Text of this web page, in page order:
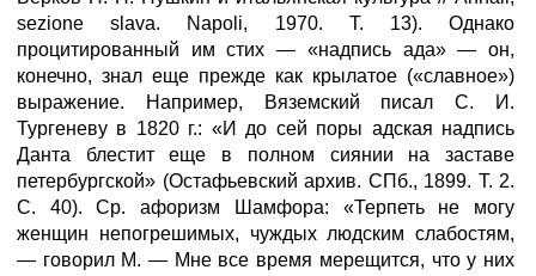
sezione slava. Napoli, 1970. Т. 13). Однако
процитированный им стих — «надпись ада» — он,
конечно, знал еще прежде как крылатое («славное»)
выражение. Например, Вяземский писал С. И.
Тургеневу в 1820 г.: «И до сей поры адская надпись
Данта блестит еще в полном сиянии на заставе
петербургской» (Остафьевский архив. СПб., 1899. Т. 2.
С. 40). Ср. афоризм Шамфора: «Терпеть не могу
женщин непогрешимых, чуждых людским слабостям,
— говорил М. — Мне все время мерещится, что у них